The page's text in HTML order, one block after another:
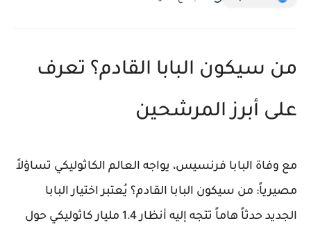
من سيكون البابا القادم؟ تعرف
على أبرز المرشحين
مع وفاة البابا فرنسيس، يواجه العالم الكاثوليكي تساؤلاً
مصيرياً: من سيكون البابا القادم؟ يُعتبر اختيار البابا
الجديد حدثاً هاماً تتجه إليه أنظار 1.4 مليار كاثوليكي حول